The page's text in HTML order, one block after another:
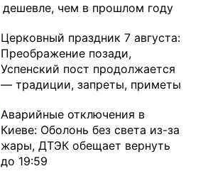
дешевле, чем в прошлом году
Церковный праздник 7 августа:
Преображение позади,
Успенский пост продолжается
— традиции, запреты, приметы
Аварийные отключения в
Киеве: Оболонь без света из-за
жары, ДТЭК обещает вернуть
до 19:59